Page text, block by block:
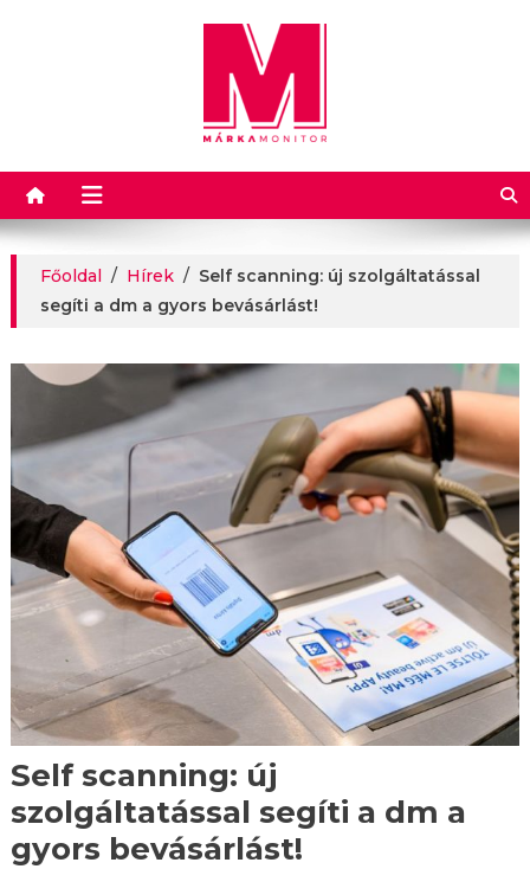
Márkamonitor
Főoldal / Hírek / Self scanning: új szolgáltatással
segíti a dm a gyors bevásárlást!
Self scanning: új
szolgáltatással segíti a dm a
gyors bevásárlást!